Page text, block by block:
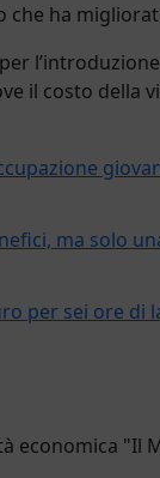
che ha
il costo della
ma solo
per sei ore di
economica "Il